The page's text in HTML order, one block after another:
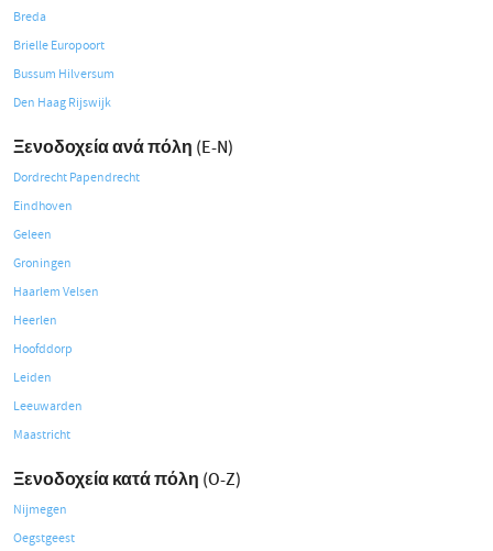
Breda
Brielle Europoort
Bussum Hilversum
Den Haag Rijswijk
Ξενοδοχεία ανά πόλη (E-N)
Dordrecht Papendrecht
Eindhoven
Geleen
Groningen
Haarlem Velsen
Heerlen
Hoofddorp
Leiden
Leeuwarden
Maastricht
Ξενοδοχεία κατά πόλη (O-Z)
Nijmegen
Oegstgeest